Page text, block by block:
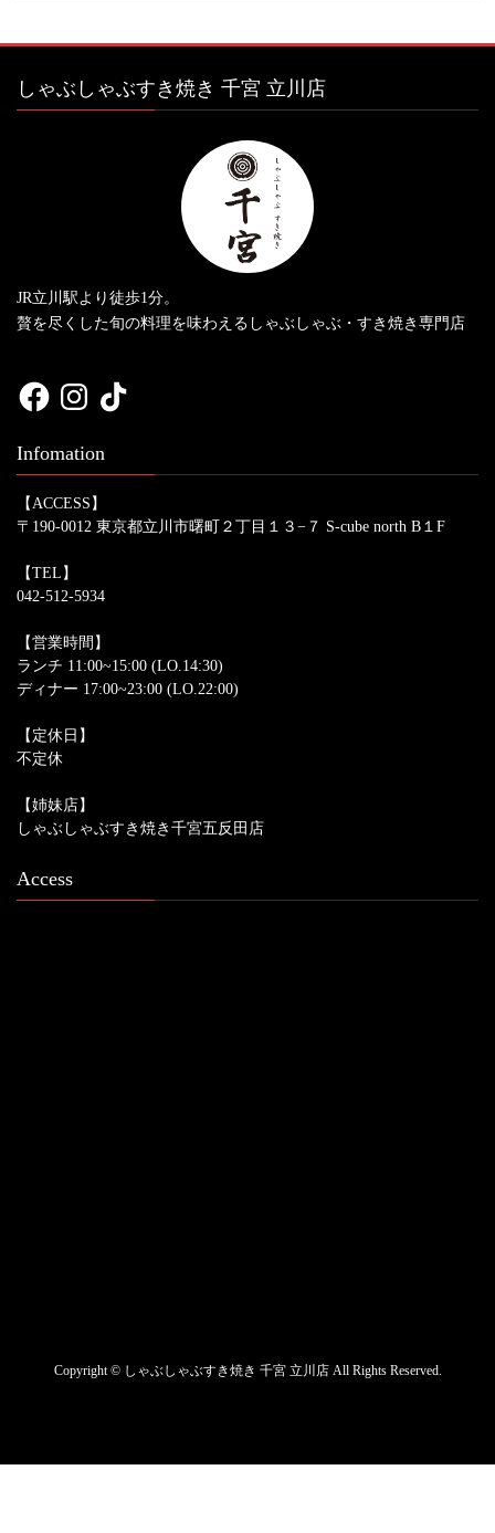
しゃぶしゃぶすき焼き 千宮 立川店
JR立川駅より徒歩1分。
贅を尽くした旬の料理を味わえるしゃぶしゃぶ・すき焼き専門店
FacebookInstagramTikTok
Infomation
【ACCESS】
〒190-0012 東京都立川市曙町２丁目１３−７ S-cube north B１F
【TEL】
042-512-5934
【営業時間】
ランチ 11:00~15:00 (LO.14:30)
ディナー 17:00~23:00 (LO.22:00)
【定休日】
不定休
【姉妹店】
しゃぶしゃぶすき焼き千宮五反田店
Access
Copyright © しゃぶしゃぶすき焼き 千宮 立川店 All Rights Reserved.